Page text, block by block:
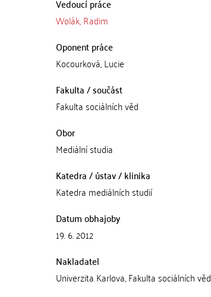
Vedoucí práce
Wolák, Radim
Oponent práce
Kocourková, Lucie
Fakulta / součást
Fakulta sociálních věd
Obor
Mediální studia
Katedra / ústav / klinika
Katedra mediálních studií
Datum obhajoby
19. 6. 2012
Nakladatel
Univerzita Karlova, Fakulta sociálních věd